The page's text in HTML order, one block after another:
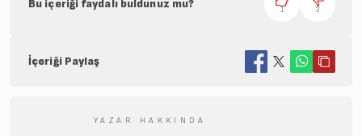
Bu içeriği faydalı buldunuz mu? 1 3
İçeriği Paylaş
YAZAR HAKKINDA